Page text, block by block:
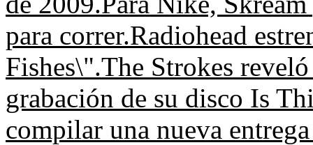
para correr.Radiohead
Fishes\".The Strokes
grabación de su disco Is
compilar una nueva